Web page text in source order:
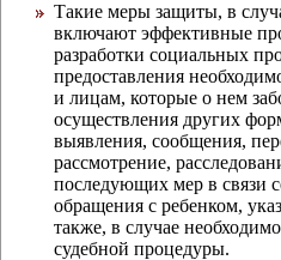
Такие меры защиты, в
включают эффективные
разработки социальных
предоставления
и лицам, которые о нем
осуществления других
выявления, сообщения,
рассмотрение,
последующих мер в связи
обращения с ребенком,
также, в случае
судебной процедуры.